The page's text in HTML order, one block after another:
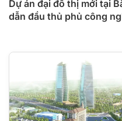
Dự án đại đô thị mới tại
dẫn đầu thủ phủ công